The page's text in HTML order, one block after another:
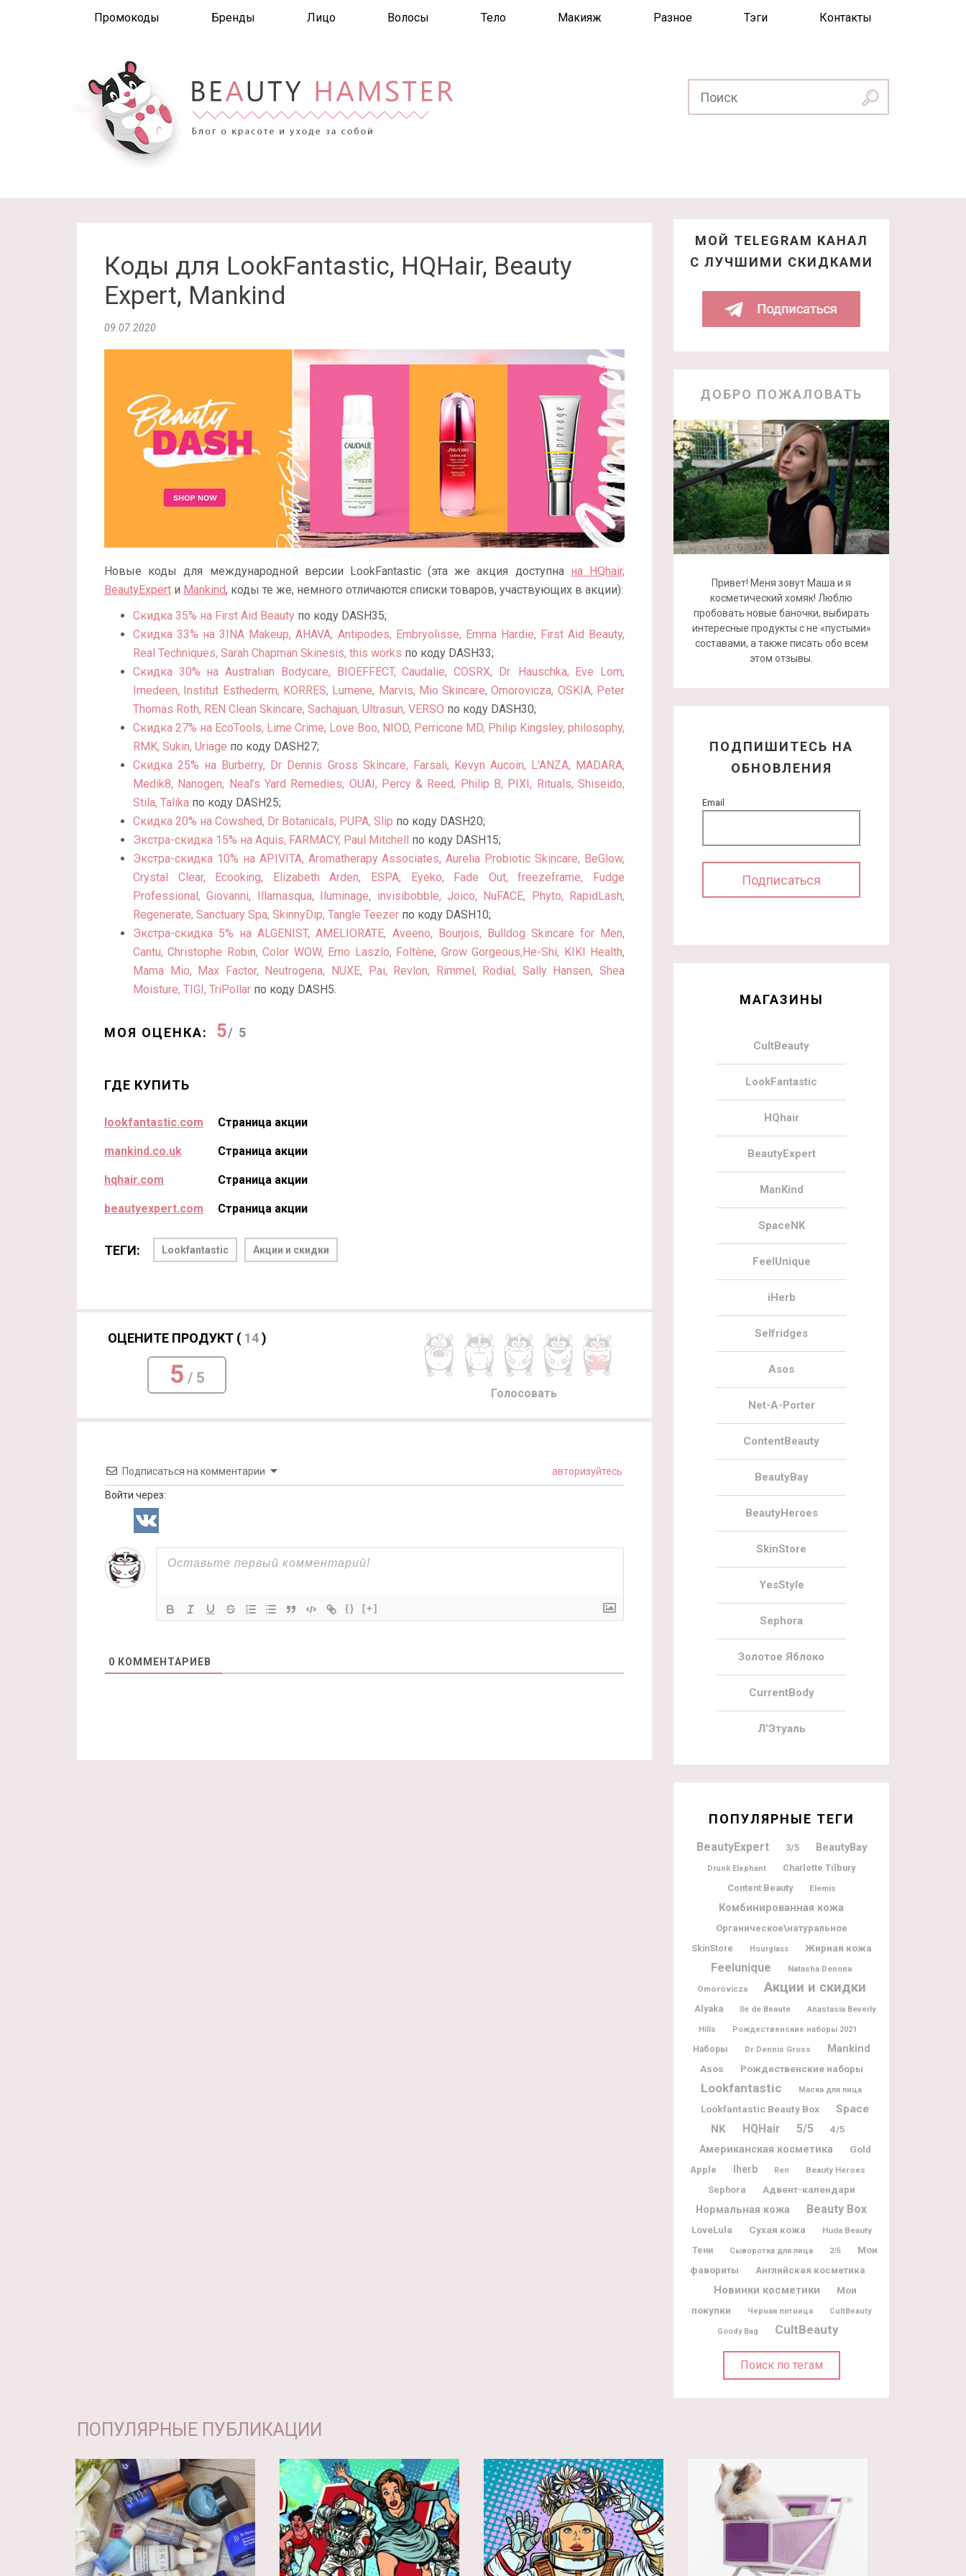
Промокоды Бренды Лицо Волосы Тело Макияж Разное Тэги Контакты
Коды для LookFantastic, HQHair, Beauty
Expert, Mankind
09.07.2020
Новые коды для международной версии LookFantastic (эта же акция доступна на HQhair,
BeautyExpert и Mankind, коды те же, немного отличаются списки товаров, участвующих в акции):
Скидка 35% на First Aid Beauty по коду DASH35;
Скидка 33% на 3INA Makeup, AHAVA, Antipodes, Embryolisse, Emma Hardie, First Aid Beauty,
Real Techniques, Sarah Chapman Skinesis, this works по коду DASH33;
Скидка 30% на Australian Bodycare, BIOEFFECT, Caudalie, COSRX, Dr. Hauschka, Eve Lom,
Imedeen, Institut Esthederm, KORRES, Lumene, Marvis, Mio Skincare, Omorovicza, OSKIA, Peter
Thomas Roth, REN Clean Skincare, Sachajuan, Ultrasun, VERSO по коду DASH30;
Скидка 27% на EcoTools, Lime Crime, Love Boo, NIOD, Perricone MD, Philip Kingsley, philosophy,
RMK, Sukin, Uriage по коду DASH27;
Скидка 25% на Burberry, Dr Dennis Gross Skincare, Farsali, Kevyn Aucoin, L’ANZA, MADARA,
Medik8, Nanogen, Neal’s Yard Remedies, OUAI, Percy & Reed, Philip B, PIXI, Rituals, Shiseido,
Stila, Talika по коду DASH25;
Скидка 20% на Cowshed, Dr Botanicals, PUPA, Slip по коду DASH20;
Экстра-скидка 15% на Aquis, FARMACY, Paul Mitchell по коду DASH15;
Экстра-скидка 10% на APIVITA, Aromatherapy Associates, Aurelia Probiotic Skincare, BeGlow,
Crystal Clear, Ecooking, Elizabeth Arden, ESPA, Eyeko, Fade Out, freezeframe, Fudge
Professional, Giovanni, Illamasqua, Iluminage, invisibobble, Joico, NuFACE, Phyto, RapidLash,
Regenerate, Sanctuary Spa, SkinnyDip, Tangle Teezer по коду DASH10;
Экстра-скидка 5% на ALGENIST, AMELIORATE, Aveeno, Bourjois, Bulldog Skincare for Men,
Cantu, Christophe Robin, Color WOW, Erno Laszlo, Foltène, Grow Gorgeous,He-Shi, KIKI Health,
Mama Mio, Max Factor, Neutrogena, NUXE, Pai, Revlon, Rimmel, Rodial, Sally Hansen, Shea
Moisture, TIGI, TriPollar по коду DASH5.
МОЯ ОЦЕНКА: 5/ 5
ГДЕ КУПИТЬ
lookfantastic.com Страница акции
mankind.co.uk Страница акции
hqhair.com Страница акции
beautyexpert.com Страница акции
ТЕГИ: Lookfantastic Акции и скидки
ОЦЕНИТЕ ПРОДУКТ ( 14)
5 / 5
Голосовать
Подписаться на комментарии авторизуйтесь
Войти через:
{} [+]
0 КОММЕНТАРИЕВ
МОЙ TELEGRAM КАНАЛ
С ЛУЧШИМИ СКИДКАМИ
ДОБРО ПОЖАЛОВАТЬ
Привет! Меня зовут Маша и я
косметический хомяк! Люблю
пробовать новые баночки, выбирать
интересные продукты с не «пустыми»
составами, а также писать обо всем
этом отзывы.
ПОДПИШИТЕСЬ НА
ОБНОВЛЕНИЯ
Email
МАГАЗИНЫ
CultBeauty
LookFantastic
HQhair
BeautyExpert
ManKind
SpaceNK
FeelUnique
iHerb
Selfridges
Asos
Net-A-Porter
ContentBeauty
BeautyBay
BeautyHeroes
SkinStore
YesStyle
Sephora
Золотое Яблоко
CurrentBody
Л’Этуаль
ПОПУЛЯРНЫЕ ТЕГИ
BeautyExpert 3/5 BeautyBay
Drunk Elephant
Charlotte Tilbury
Content Beauty
Elemis
Комбинированная кожа
Органическое\натуральное
SkinStore Hourglass Жирная кожа
Feelunique
Natasha Denona
Omorovicza
Акции и скидки
Alyaka Ile de Beaute Anastasia Beverly
Hills Рождественские наборы 2021
Наборы Dr Dennis Gross Mankind
Asos Рождественские наборы
Lookfantastic Маска для лица
Lookfantastic Beauty Box
Space
NK
HQHair 5/5 4/5
Американская косметика
Gold
Apple
Iherb Ren Beauty Heroes
Sephora
Адвент-календари
Нормальная кожа
Beauty Box
LoveLula Сухая кожа
Huda Beauty
Тени
Сыворотка для лица 2/5
Мои
фавориты
Английская косметика
Новинки косметики
Мои
покупки
Черная пятница CultBeauty
Goody Bag CultBeauty
Поиск по тегам
ПОПУЛЯРНЫЕ ПУБЛИКАЦИИ